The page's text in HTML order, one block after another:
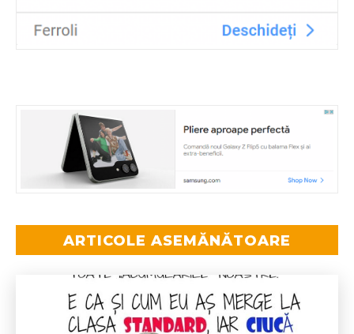
ARTICOLE ASEMĂNĂTOARE